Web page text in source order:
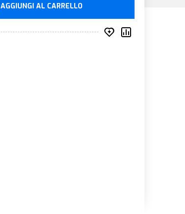
AGGIUNGI AL CARRELLO
Inserisci nei